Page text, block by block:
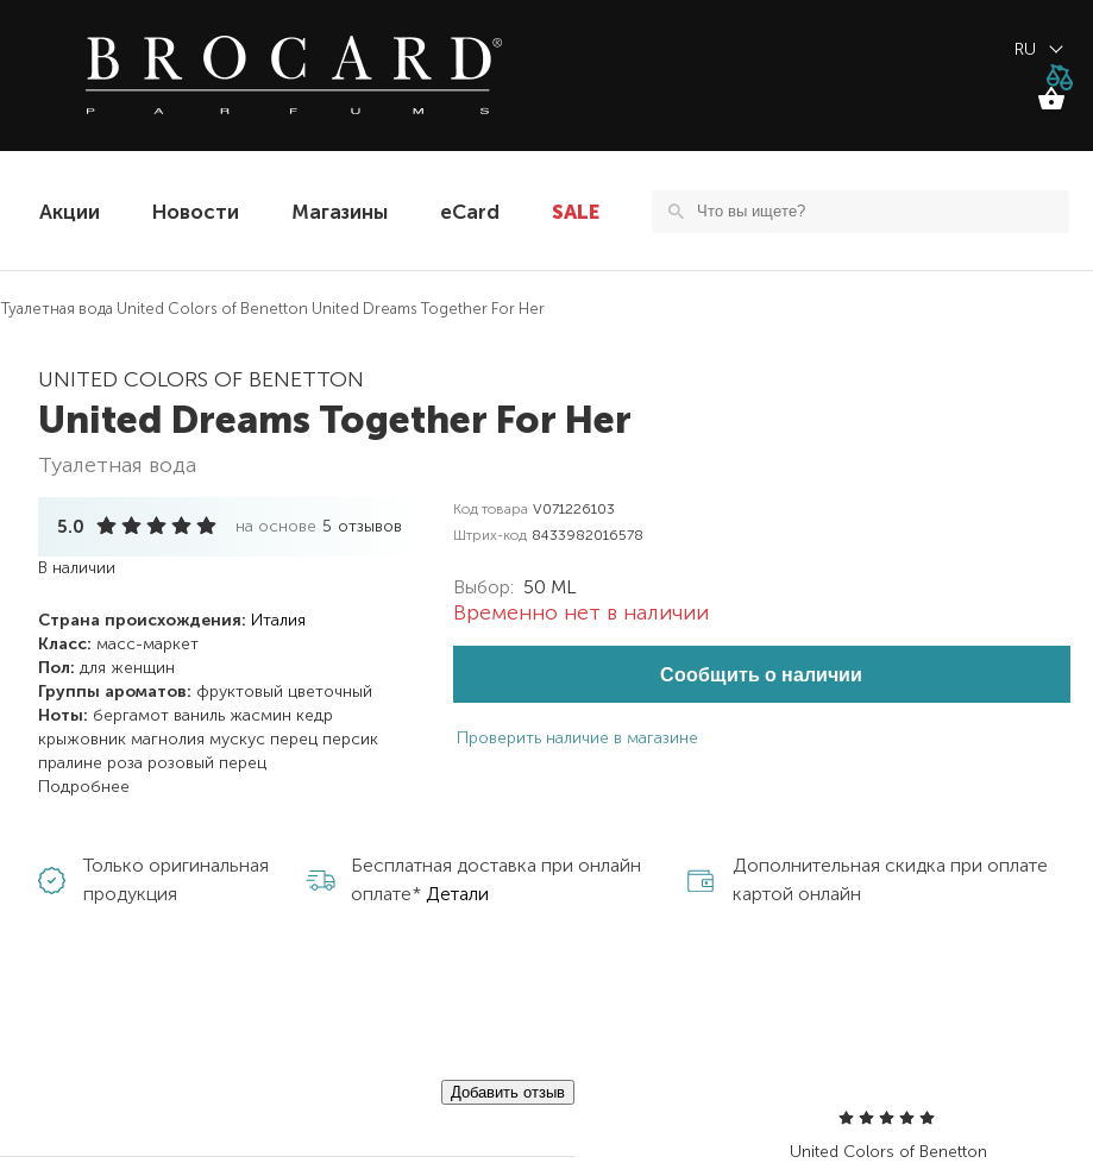
RU
Акции Новости Магазины eCard SALE
Туалетная вода United Colors of Benetton United Dreams Together For Her
UNITED COLORS OF BENETTON
United Dreams Together For Her
туалетная вода
5.0 на основе 5 отзывов
В наличии
Страна происхождения: Италия
Класс: масс-маркет
Пол: для женщин
Группы ароматов: фруктовый цветочный
Ноты: бергамот ваниль жасмин кедр
крыжовник магнолия мускус перец персик
пралине роза розовый перец
Подробнее
Код товара V071226103
Штрих-код 8433982016578
Выбор: 50 ML
Временно нет в наличии
Сообщить о наличии
Проверить наличие в магазине
Только оригинальная
продукция
Бесплатная доставка при онлайн
оплате* Детали
Дополнительная скидка при оплате
картой онлайн
Добавить отзыв
United Colors of Benetton